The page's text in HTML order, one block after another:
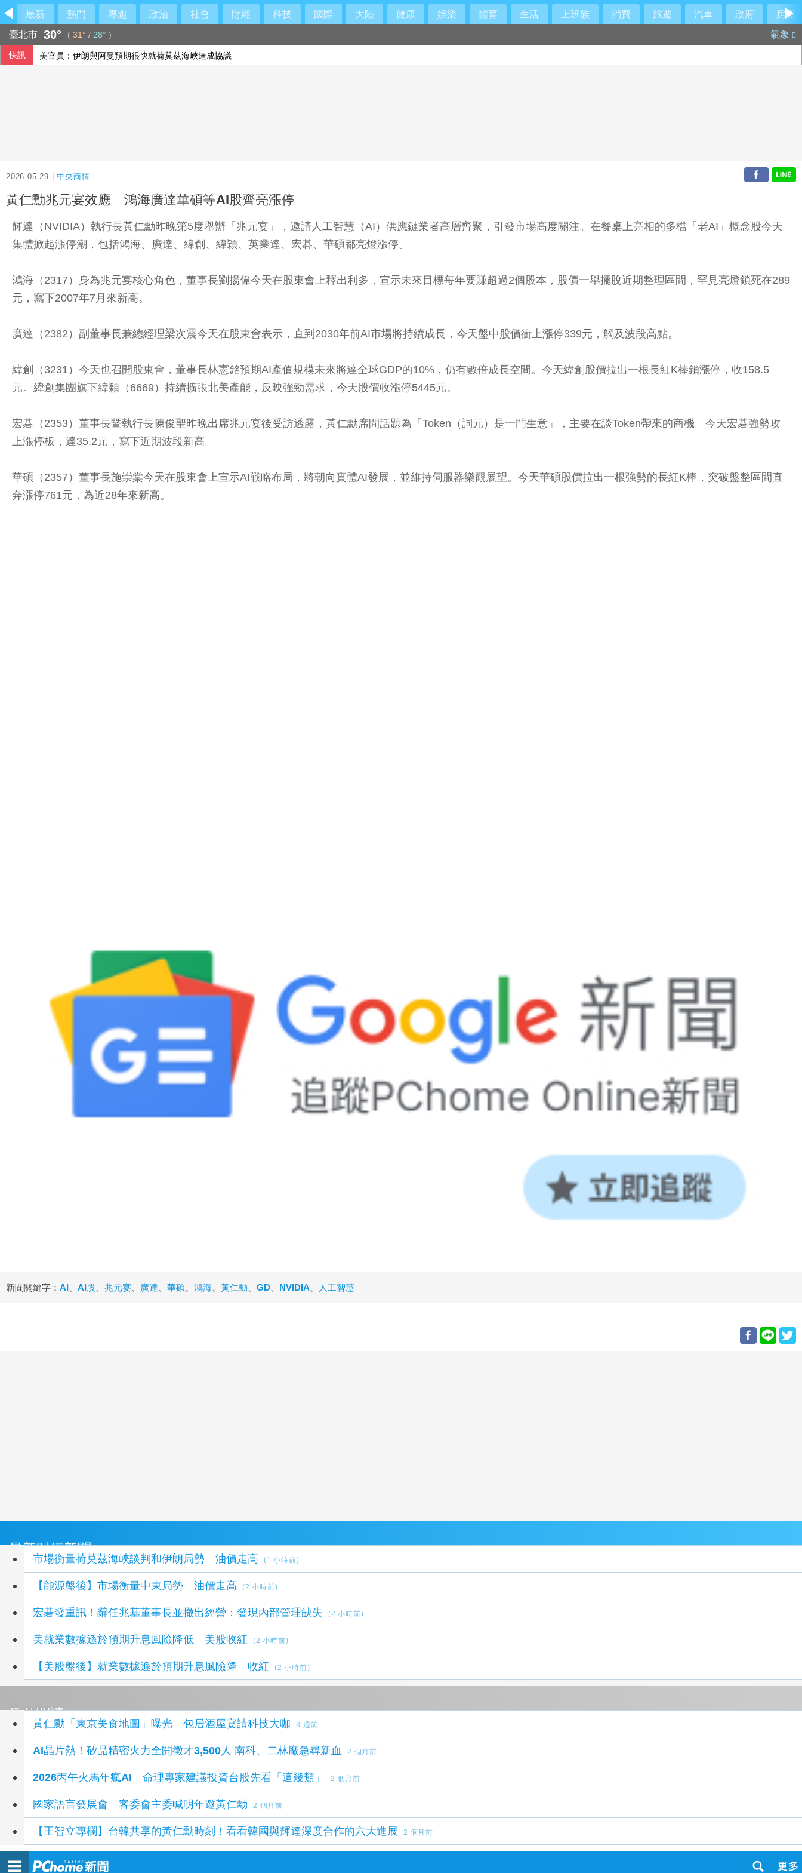
最新 熱門 專題 政治 社會 財經 科技 國際 大陸 健康 娛樂 體育 生活 上班族 消費 旅遊 汽車 政府
房產
臺北市 30° ( 31° / 28° ) 氣象
快訊 美官員：伊朗與阿曼預期很快就荷莫茲海峽達成協議
2026-05-29 |中央商情
黃仁勳兆元宴效應 鴻海廣達華碩等AI股齊亮漲停
輝達（NVIDIA）執行長黃仁勳昨晚第5度舉辦「兆元宴」，邀請人工智慧（AI）供應鏈業者高層齊聚，引發市場高度關注。在餐桌上亮相的多檔「老AI」概念股今天
集體掀起漲停潮，包括鴻海、廣達、緯創、緯穎、英業達、宏碁、華碩都亮燈漲停。
鴻海（2317）身為兆元宴核心角色，董事長劉揚偉今天在股東會上釋出利多，宣示未來目標每年要賺超過2個股本，股價一舉擺脫近期整理區間，罕見亮燈鎖死在289
元，寫下2007年7月來新高。
廣達（2382）副董事長兼總經理梁次震今天在股東會表示，直到2030年前AI市場將持續成長，今天盤中股價衝上漲停339元，觸及波段高點。
緯創（3231）今天也召開股東會，董事長林憲銘預期AI產值規模未來將達全球GDP的10%，仍有數倍成長空間。今天緯創股價拉出一根長紅K棒鎖漲停，收158.5
元。緯創集團旗下緯穎（6669）持續擴張北美產能，反映強勁需求，今天股價收漲停5445元。
宏碁（2353）董事長暨執行長陳俊聖昨晚出席兆元宴後受訪透露，黃仁勳席間話題為「Token（詞元）是一門生意」，主要在談Token帶來的商機。今天宏碁強勢攻
上漲停板，達35.2元，寫下近期波段新高。
華碩（2357）董事長施崇棠今天在股東會上宣示AI戰略布局，將朝向實體AI發展，並維持伺服器樂觀展望。今天華碩股價拉出一根強勢的長紅K棒，突破盤整區間直
奔漲停761元，為近28年來新高。
新聞關鍵字： AI、 AI股、 兆元宴、 廣達、 華碩、 鴻海、 黃仁勳、 GD、 NVIDIA、 人工智慧
最新財經新聞
市場衡量荷莫茲海峽談判和伊朗局勢 油價走高 (1 小時前)
【能源盤後】市場衡量中東局勢 油價走高 (2 小時前)
宏碁發重訊！辭任兆基董事長並撤出經營：發現內部管理缺失 (2 小時前)
美就業數據遜於預期升息風險降低 美股收紅 (2 小時前)
【美股盤後】就業數據遜於預期升息風險降 收紅 (2 小時前)
延伸閱讀
黃仁勳「東京美食地圖」曝光 包居酒屋宴請科技大咖 3 週前
AI晶片熱！矽品精密火力全開徵才3,500人 南科、二林廠急尋新血 2 個月前
2026丙午火馬年瘋AI 命理專家建議投資台股先看「這幾類」 2 個月前
國家語言發展會 客委會主委喊明年邀黃仁勳 2 個月前
【王智立專欄】台韓共享的黃仁勳時刻！看看韓國與輝達深度合作的六大進展 2 個月前